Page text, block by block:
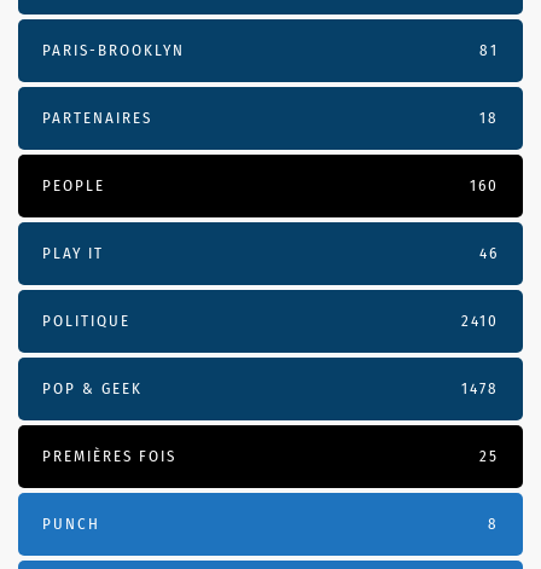
PARIS-BROOKLYN 81
PARTENAIRES 18
PEOPLE 160
PLAY IT 46
POLITIQUE 2410
POP & GEEK 1478
PREMIÈRES FOIS 25
PUNCH 8